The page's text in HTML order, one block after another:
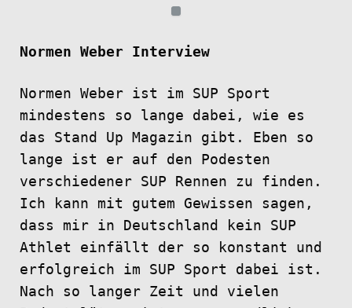
Normen Weber Interview
Normen Weber ist im SUP Sport
mindestens so lange dabei, wie es
das Stand Up Magazin gibt. Eben so
lange ist er auf den Podesten
verschiedener SUP Rennen zu finden.
Ich kann mit gutem Gewissen sagen,
dass mir in Deutschland kein SUP
Athlet einfällt der so konstant und
erfolgreich im SUP Sport dabei ist.
Nach so langer Zeit und vielen